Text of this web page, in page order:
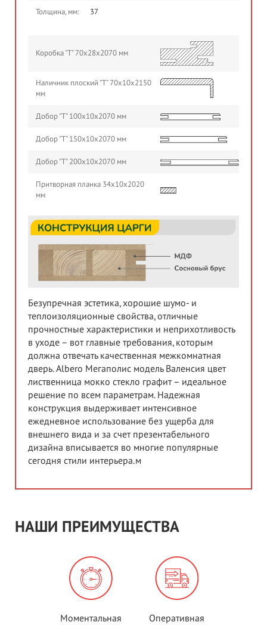
Толщина, мм: 37
Коробка "Т" 70х28х2070 мм
Наличник плоский "Т" 70х10х2150
мм
Добор "Т" 100х10х2070 мм
Добор "Т" 150х10х2070 мм
Добор "Т" 200х10х2070 мм
Притворная планка 34х10х2020
мм
Безупречная эстетика, хорошие шумо- и
теплоизоляционные свойства, отличные
прочностные характеристики и неприхотливость
в уходе – вот главные требования, которым
должна отвечать качественная межкомнатная
дверь. Albero Мегаполис модель Валенсия цвет
лиственница мокко стекло графит – идеальное
решение по всем параметрам. Надежная
конструкция выдерживает интенсивное
ежедневное использование без ущерба для
внешнего вида и за счет презентабельного
дизайна вписывается во многие популярные
сегодня стили интерьера.м
НАШИ ПРЕИМУЩЕСТВА
Моментальная
Оперативная